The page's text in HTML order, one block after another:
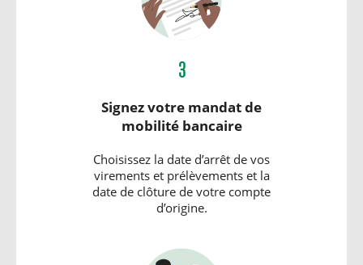
3
Signez votre mandat de
mobilité bancaire
Choisissez la date d’arrêt de vos
virements et prélèvements et la
date de clôture de votre compte
d’origine.